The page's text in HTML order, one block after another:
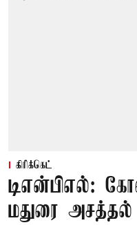
கிரிக்கெட்
டிஎன்பிஎல்:
மதுரை அசத்தல்